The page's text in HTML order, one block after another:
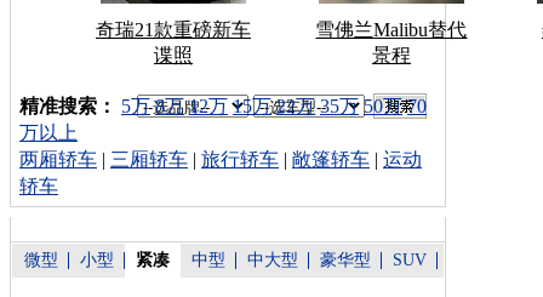
奇瑞21款重磅新车
谍照
雪佛兰Malibu替代
景程
车型搜索：
精准搜索： 5万 8万 12万 15万 22万 35万 50万 70
万以上
两厢轿车 | 三厢轿车 | 旅行轿车 | 敞篷轿车 | 运动
轿车
微型 小型 紧凑 中型 中大型 豪华型 SUV